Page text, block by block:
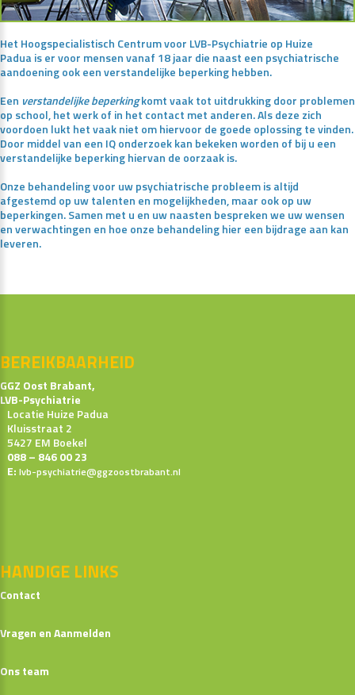
Het Hoogspecialistisch Centrum voor LVB-Psychiatrie op Huize
Padua is er voor mensen vanaf 18 jaar die naast een psychiatrische
aandoening ook een verstandelijke beperking hebben.
Een verstandelijke beperkingkomt vaak tot uitdrukking door problemen
op school, het werk of in het contact met anderen. Als deze zich
voordoen lukt het vaak niet om hiervoor de goede oplossing te vinden.
Door middel van een IQ onderzoek kan bekeken worden of bij u een
verstandelijke beperking hiervan de oorzaak is.
Onze behandeling voor uw psychiatrische probleem is altijd
afgestemd op uw talenten en mogelijkheden, maar ook op uw
beperkingen. Samen met u en uw naasten bespreken we uw wensen
en verwachtingen en hoe onze behandeling hier een bijdrage aan kan
leveren.
BEREIKBAARHEID
GGZ Oost Brabant,
LVB-Psychiatrie
Locatie Huize Padua
Kluisstraat 2
5427 EM Boekel
088 – 846 00 23
E: lvb-psychiatrie@ggzoostbrabant.nl
HANDIGE LINKS
Contact
Vragen en Aanmelden
Ons team